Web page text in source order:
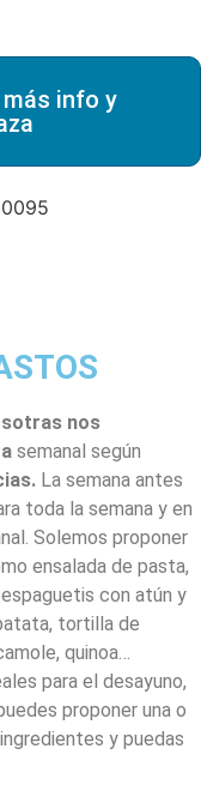
más info y
nos
semanal según
La semana antes
toda la semana y en
Solemos proponer
ensalada de pasta,
con atún y
tortilla de
quinoa…
para el desayuno,
proponer una o
y puedas